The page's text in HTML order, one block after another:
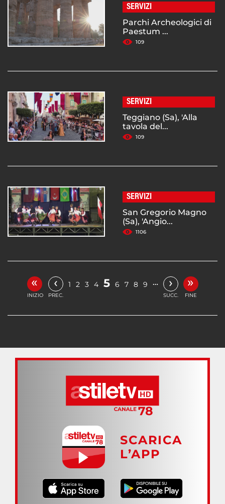
SERVIZI
Parchi Archeologici di
Paestum ...
109
SERVIZI
Teggiano (Sa), 'Alla
tavola del...
109
SERVIZI
San Gregorio Magno
(Sa), 'Angio...
1106
«
INIZIO
‹
PREC.
1 2 3 4 5 6 7 8 9 … ›
SUCC.
»
FINE
SCARICA
L’APP